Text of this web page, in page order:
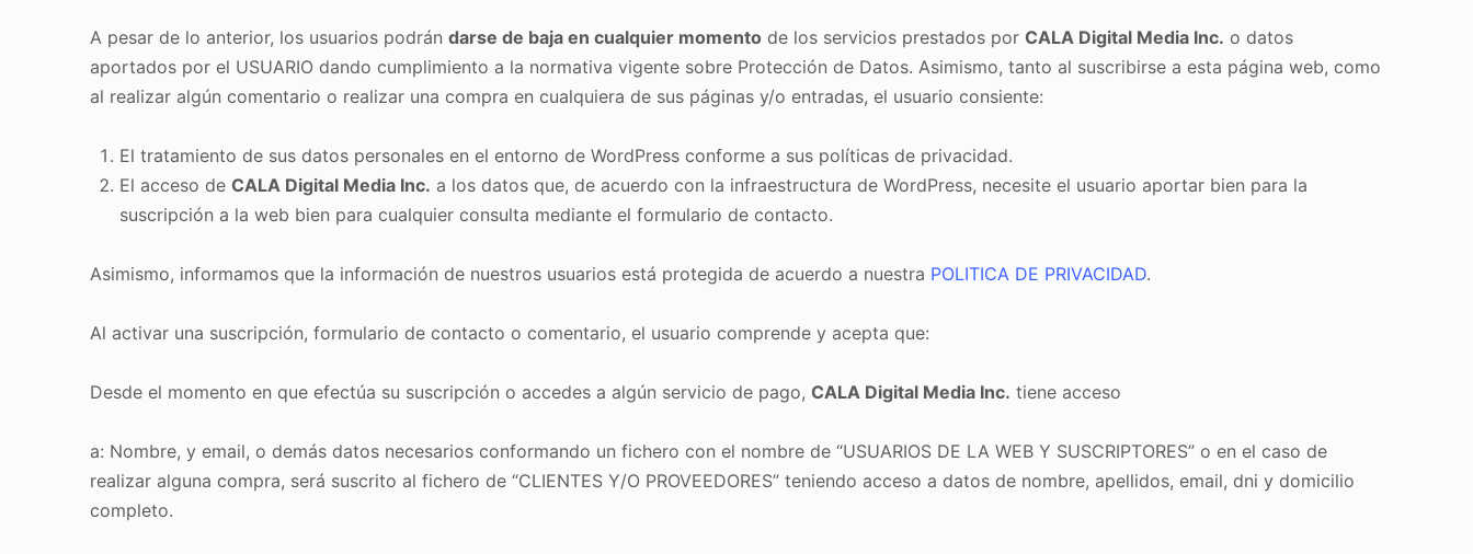
A pesar de lo anterior, los usuarios podrán darse de baja en cualquier momento de los servicios prestados por CALA Digital Media Inc. o datos
aportados por el USUARIO dando cumplimiento a la normativa vigente sobre Protección de Datos. Asimismo, tanto al suscribirse a esta página web, como
al realizar algún comentario o realizar una compra en cualquiera de sus páginas y/o entradas, el usuario consiente:
El tratamiento de sus datos personales en el entorno de WordPress conforme a sus políticas de privacidad.
El acceso de CALA Digital Media Inc. a los datos que, de acuerdo con la infraestructura de WordPress, necesite el usuario aportar bien para la
suscripción a la web bien para cualquier consulta mediante el formulario de contacto.
Asimismo, informamos que la información de nuestros usuarios está protegida de acuerdo a nuestra POLITICA DE PRIVACIDAD.
Al activar una suscripción, formulario de contacto o comentario, el usuario comprende y acepta que:
Desde el momento en que efectúa su suscripción o accedes a algún servicio de pago, CALA Digital Media Inc. tiene acceso
a: Nombre, y email, o demás datos necesarios conformando un fichero con el nombre de “USUARIOS DE LA WEB Y SUSCRIPTORES” o en el caso de
realizar alguna compra, será suscrito al fichero de “CLIENTES Y/O PROVEEDORES” teniendo acceso a datos de nombre, apellidos, email, dni y domicilio
completo.